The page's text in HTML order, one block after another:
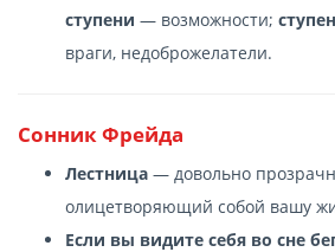
ступени — возможности;
враги, недоброжелатели.
Сонник Фрейда
Лестница — довольно
олицетворяющий собой вашу
Если вы видите себя во сне